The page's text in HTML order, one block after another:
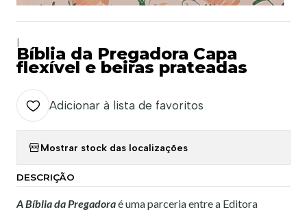
Bíblia da Pregadora Capa
flexível e beiras prateadas
Adicionar à lista de favoritos
Mostrar stock das localizações
DESCRIÇÃO
A Bíblia da Pregadoraé uma parceria entre a Editora